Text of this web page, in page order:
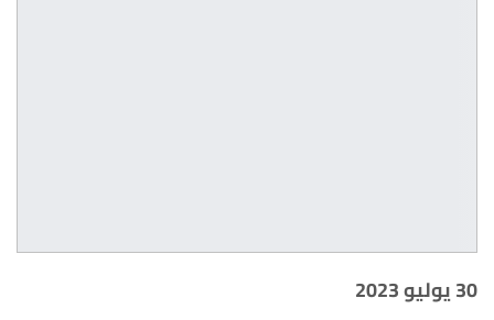
30 يوليو 2023